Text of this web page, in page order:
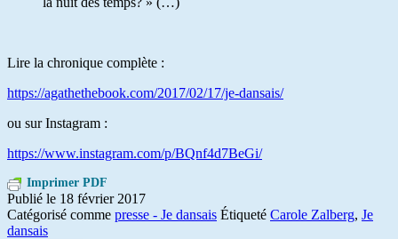
Lire la chronique complète :
https://agathethebook.com/2017/02/17/je-dansais/
ou sur Instagram :
https://www.instagram.com/p/BQnf4d7BeGi/
Imprimer PDF
Publié le 18 février 2017
Catégorisé comme presse - Je dansais Étiqueté Carole Zalberg, Je
dansais